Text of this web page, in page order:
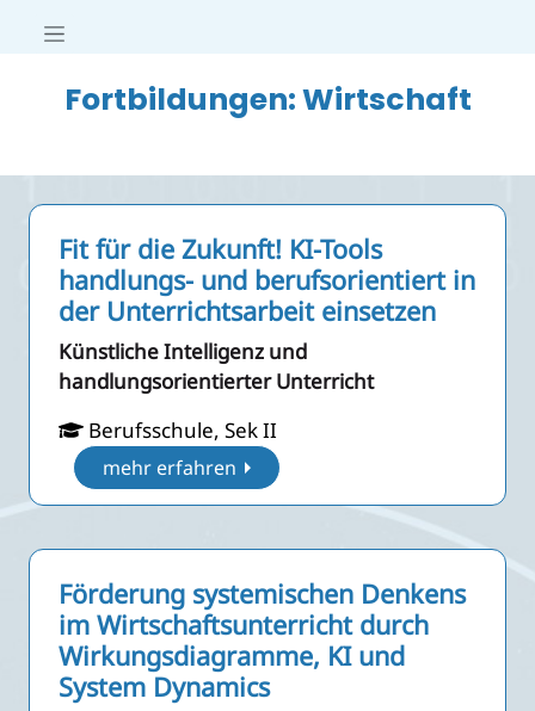
Fortbildungen: Wirtschaft
Fit für die Zukunft! KI-Tools
handlungs- und berufsorientiert in
der Unterrichtsarbeit einsetzen
Künstliche Intelligenz und
handlungsorientierter Unterricht
Berufsschule, Sek II
mehr erfahren
Förderung systemischen Denkens
im Wirtschaftsunterricht durch
Wirkungsdiagramme, KI und
System Dynamics